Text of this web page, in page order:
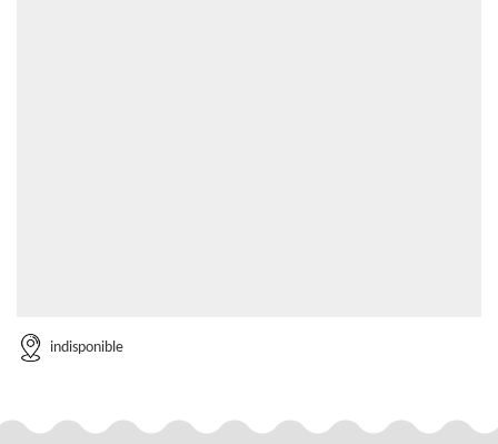
indisponible